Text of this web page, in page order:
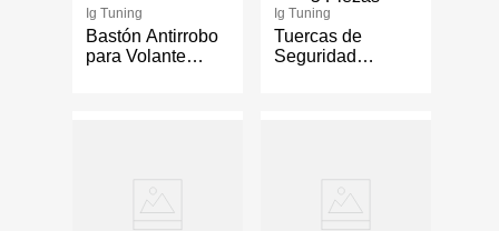
Ig Tuning
Bastón Antirrobo
para Volante
Ig Tuning
Tuercas de
Seguridad